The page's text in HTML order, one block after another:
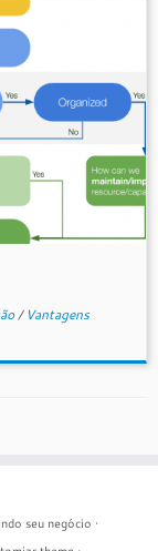
/ Vantagens
seu negócio ·